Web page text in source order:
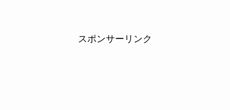
スポンサーリンク